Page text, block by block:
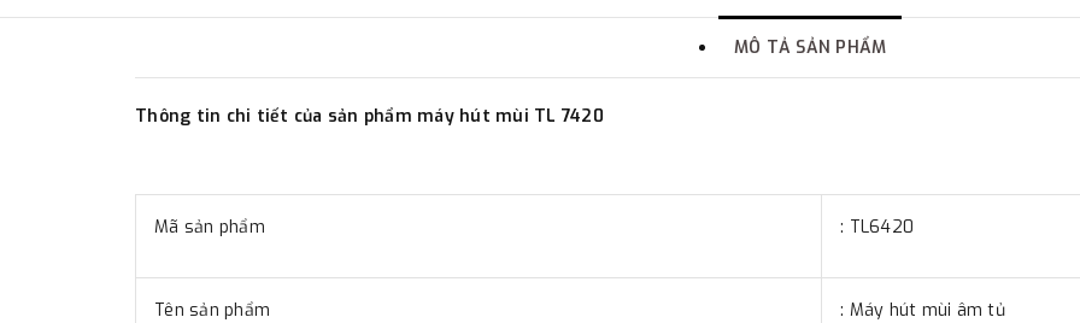
2. Thanh toán trực tiếp tại :
3. Chuyển khoản qua
đơn đặt hàng ngoài nội
MÔ TẢ SẢN PHẨM
Thông tin chi tiết của sản phẩm máy hút mùi TL 7420
Mã sản phẩm : TL6420
Tên sản phẩm : Máy hút mùi âm tủ